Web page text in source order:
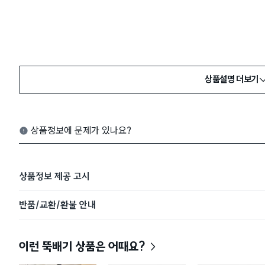
상품설명 더보기
상품정보에 문제가 있나요?
상품정보 제공 고시
반품/교환/환불 안내
이런 뚝배기 상품은 어때요?